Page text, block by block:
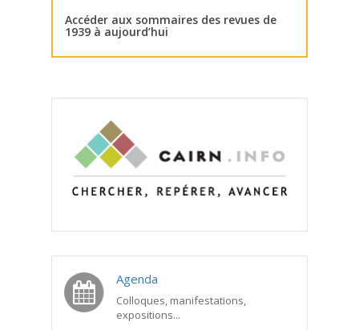
Accéder aux sommaires des revues de
1939 à aujourd’hui
Agenda
Colloques, manifestations,
expositions...